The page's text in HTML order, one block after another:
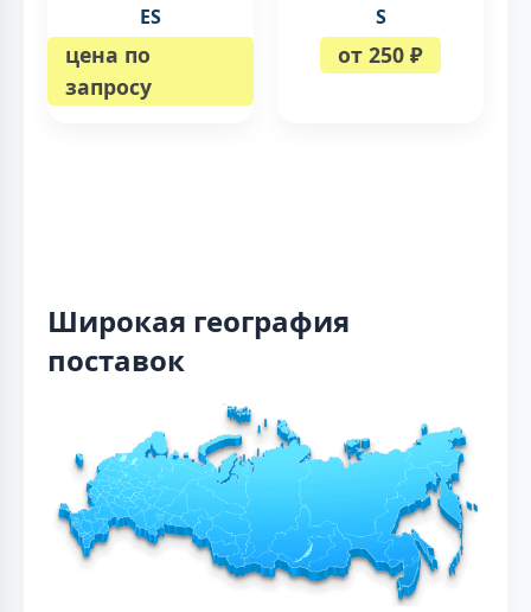
ES
цена по
запросу
S
от 250 ₽
Широкая география
поставок